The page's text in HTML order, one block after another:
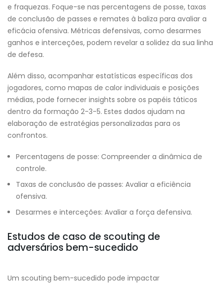
e fraquezas. Foque-se nas percentagens de posse, taxas
de conclusão de passes e remates à baliza para avaliar a
eficácia ofensiva. Métricas defensivas, como desarmes
ganhos e interceções, podem revelar a solidez da sua linha
de defesa.
Além disso, acompanhar estatísticas específicas dos
jogadores, como mapas de calor individuais e posições
médias, pode fornecer insights sobre os papéis táticos
dentro da formação 2-3-5. Estes dados ajudam na
elaboração de estratégias personalizadas para os
confrontos.
Percentagens de posse: Compreender a dinâmica de
controle.
Taxas de conclusão de passes: Avaliar a eficiência
ofensiva.
Desarmes e interceções: Avaliar a força defensiva.
Estudos de caso de scouting de
adversários bem-sucedido
Um scouting bem-sucedido pode impactar